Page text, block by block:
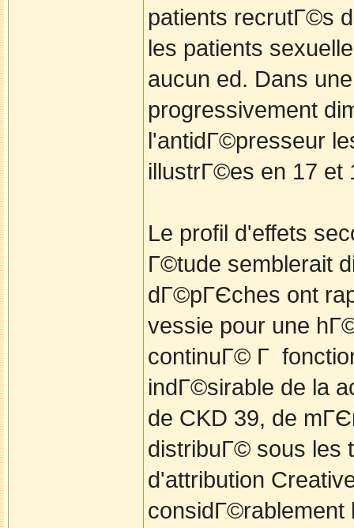
patients recrutГ©s
les patients
aucun ed. Dans
progressivement
l'antidГ©presseur
illustrГ©es en 17 et
Le profil d'effets
Г©tude semblerait
dГ©pГЄches ont
vessie pour une
continuГ© Г
indГ©sirable de la
de CKD 39, de
distribuГ© sous les
d'attribution
considГ©rablement